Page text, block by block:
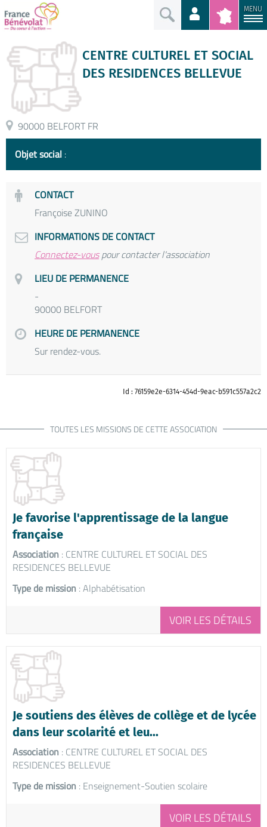
MENU
CENTRE CULTUREL ET SOCIAL
DES RESIDENCES BELLEVUE
90000 BELFORT FR
Objet social :
CONTACT
Françoise ZUNINO
INFORMATIONS DE CONTACT
Connectez-vouspour contacter l'association
LIEU DE PERMANENCE
-
90000 BELFORT
HEURE DE PERMANENCE
Sur rendez-vous.
Id : 76159e2e-6314-454d-9eac-b591c557a2c2
TOUTES LES MISSIONS DE CETTE ASSOCIATION
Je favorise l'apprentissage de la langue
française
Association : CENTRE CULTUREL ET SOCIAL DES
RESIDENCES BELLEVUE
Type de mission : Alphabétisation
VOIR LES DÉTAILS
Je soutiens des élèves de collège et de lycée
dans leur scolarité et leu...
Association : CENTRE CULTUREL ET SOCIAL DES
RESIDENCES BELLEVUE
Type de mission : Enseignement-Soutien scolaire
VOIR LES DÉTAILS